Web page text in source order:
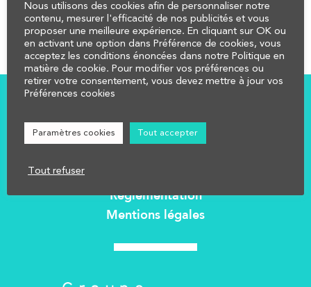
CALCULER
Réglementation
Mentions légales
Nous utilisons des cookies afin de personnaliser notre
contenu, mesurer l'efficacité de nos publicités et vous
proposer une meilleure expérience. En cliquant sur OK ou
en activant une option dans Préférence de cookies, vous
acceptez les conditions énoncées dans notre Politique en
matière de cookie. Pour modifier vos préférences ou
retirer votre consentement, vous devez mettre à jour vos
Préférences cookies
Paramètres cookies Tout accepter
Tout refuser